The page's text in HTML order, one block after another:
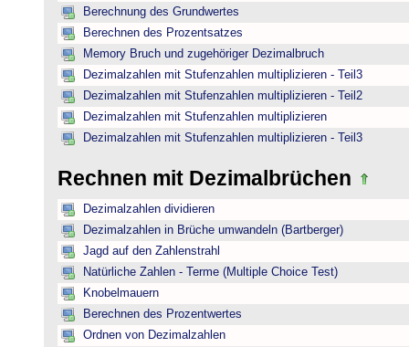
Berechnung des Grundwertes
Berechnen des Prozentsatzes
Memory Bruch und zugehöriger Dezimalbruch
Dezimalzahlen mit Stufenzahlen multiplizieren - Teil3
Dezimalzahlen mit Stufenzahlen multiplizieren - Teil2
Dezimalzahlen mit Stufenzahlen multiplizieren
Dezimalzahlen mit Stufenzahlen multiplizieren - Teil3
Rechnen mit Dezimalbrüchen
Dezimalzahlen dividieren
Dezimalzahlen in Brüche umwandeln (Bartberger)
Jagd auf den Zahlenstrahl
Natürliche Zahlen - Terme (Multiple Choice Test)
Knobelmauern
Berechnen des Prozentwertes
Ordnen von Dezimalzahlen